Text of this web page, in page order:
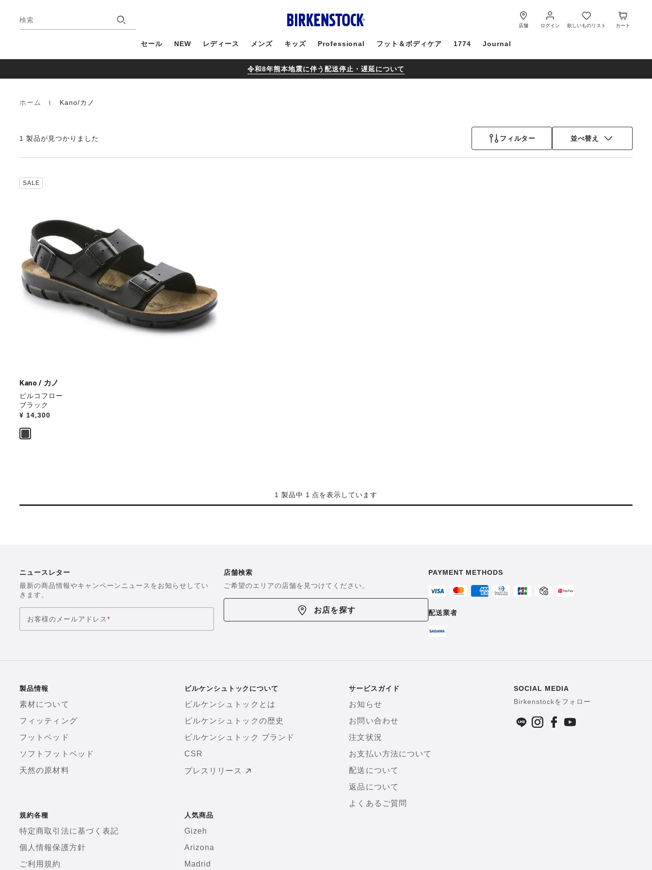
検索
店舗 ログイン
ロ
グ
欲しいものリスト
し
カート
カ
ー
セール NEW レディース メンズ キッズ Professional フット＆ボディケア 1774 Journal
令和8年熊本地震に伴う配送停止・遅延について
Homepage
ホーム Kano/カノ
1 製品が見つかりました フィルター 並べ替え
Kano / カノ
ビルコフロー
ブラック
Price:
¥ 14,300
カ
ラ
ォ
ッ
チ
を
ー
の
製
品
像
SALE
1 製品中 1 点を表示しています
ニュースレター
最新の商品情報やキャンペーンニュースをお知らせしてい
きます。
お客様のメールアドレス*
店舗検索
ご希望のエリアの店舗を見つけてください。
お店を探す
PAYMENT METHODS
配送業者
製品情報
素材について
フィッティング
フットベッド
ソフトフットベッド
天然の原材料
ビルケンシュトックについて
ビルケンシュトックとは
ビルケンシュトックの歴史
ビルケンシュトック ブランド
CSR
プレスリリース
サービスガイド
お知らせ
お問い合わせ
注文状況
お支払い方法について
配送について
返品について
よくあるご質問
規約各種
特定商取引法に基づく表記
個人情報保護方針
ご利用規約
人気商品
Gizeh
Arizona
Madrid
SOCIAL MEDIA
Birkenstockをフォロー